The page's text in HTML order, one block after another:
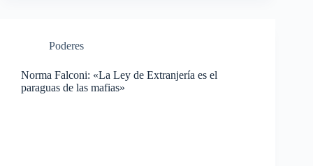
Poderes
Norma Falconi: «La Ley de Extranjería es el
paraguas de las mafias»